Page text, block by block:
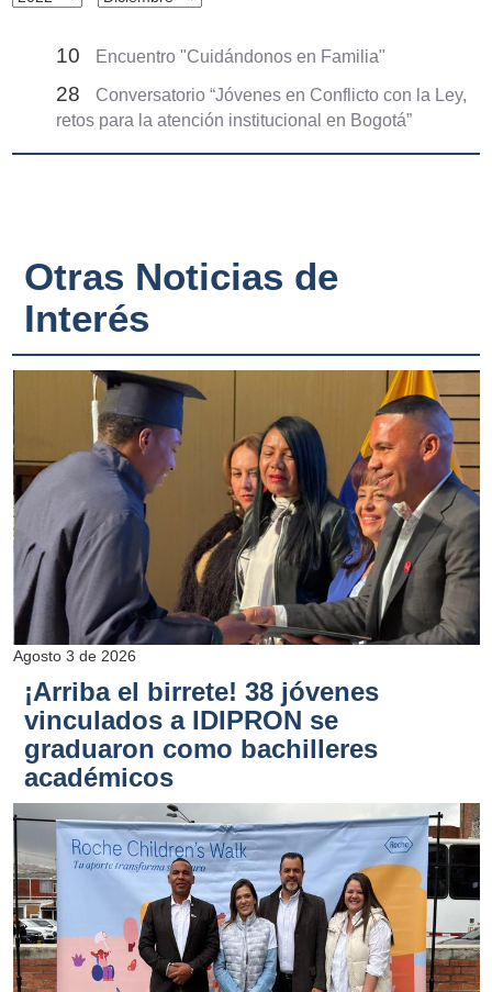
10 Encuentro "Cuidándonos en Familia"
28
Conversatorio “Jóvenes en Conflicto con la Ley,
retos para la atención institucional en Bogotá”
Otras Noticias de
Interés
Agosto 3 de 2026
¡Arriba el birrete! 38 jóvenes
vinculados a IDIPRON se
graduaron como bachilleres
académicos